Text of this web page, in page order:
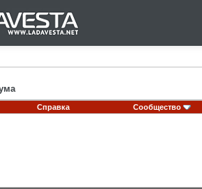
Справка Сообщество